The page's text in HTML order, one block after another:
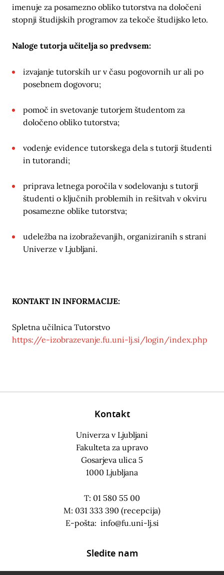
imenuje za posamezno obliko tutorstva na določeni
stopnji študijskih programov za tekoče študijsko leto.
Naloge tutorja učitelja so predvsem:
izvajanje tutorskih ur v času pogovornih ur ali po
posebnem dogovoru;
pomoč in svetovanje tutorjem študentom za
določeno obliko tutorstva;
vodenje evidence tutorskega dela s tutorji študenti
in tutorandi;
priprava letnega poročila v sodelovanju s tutorji
študenti o ključnih problemih in rešitvah v okviru
posamezne oblike tutorstva;
udeležba na izobraževanjih, organiziranih s strani
Univerze v Ljubljani.
KONTAKT IN INFORMACIJE:
Spletna učilnica Tutorstvo
https://e-izobrazevanje.fu.uni-lj.si/login/index.php
Kontakt
Univerza v Ljubljani
Fakulteta za upravo
Gosarjeva ulica 5
1000 Ljubljana
T: 01 580 55 00
M: 031 333 390 (recepcija)
E-pošta: info@fu.uni-lj.si
Sledite nam